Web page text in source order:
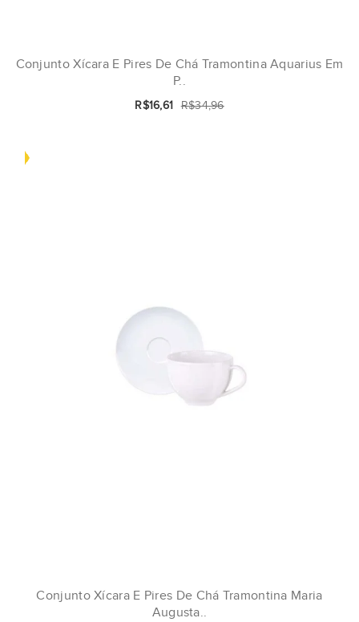
Conjunto Xícara E Pires De Chá Tramontina Aquarius Em
P..
R$16,61 R$34,96
Conjunto Xícara E Pires De Chá Tramontina Maria
Augusta..